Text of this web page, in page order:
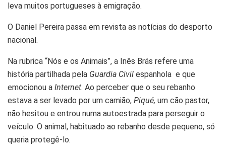
leva muitos portugueses à emigração.
O Daniel Pereira passa em revista as notícias do desporto
nacional.
Na rubrica “Nós e os Animais”, a Inês Brás refere uma
história partilhada pela Guardia Civil espanhola e que
emocionou a Internet. Ao perceber que o seu rebanho
estava a ser levado por um camião, Piqué, um cão pastor,
não hesitou e entrou numa autoestrada para perseguir o
veículo. O animal, habituado ao rebanho desde pequeno, só
queria protegê-lo.